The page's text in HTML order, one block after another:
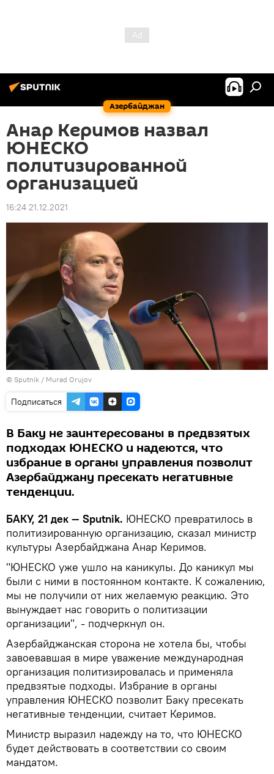
Азербайджан
Анар Керимов назвал
ЮНЕСКО
политизированной
организацией
16:24 21.12.2021
© Sputnik / Murad Orujov
Подписаться
В Баку не заинтересованы в предвзятых
подходах ЮНЕСКО и надеются, что
избрание в органы управления позволит
Азербайджану пресекать негативные
тенденции.
БАКУ, 21 дек — Sputnik. ЮНЕСКО превратилось в
политизированную организацию, сказал министр
культуры Азербайджана Анар Керимов.
"ЮНЕСКО уже ушло на каникулы. До каникул мы
были с ними в постоянном контакте. К сожалению,
мы не получили от них желаемую реакцию. Это
вынуждает нас говорить о политизации
организации", - подчеркнул он.
Азербайджанская сторона не хотела бы, чтобы
завоевавшая в мире уважение международная
организация политизировалась и применяла
предвзятые подходы. Избрание в органы
управления ЮНЕСКО позволит Баку пресекать
негативные тенденции, считает Керимов.
Министр выразил надежду на то, что ЮНЕСКО
будет действовать в соответствии со своим
мандатом.